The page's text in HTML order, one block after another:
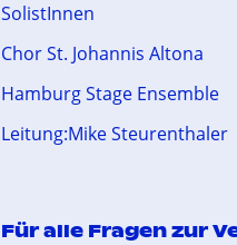
SolistInnen
Chor St. Johannis Altona
Hamburg Stage Ensemble
Leitung:Mike Steurenthaler
Für alle Fragen zur